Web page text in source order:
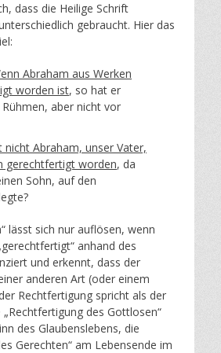
dass die Heilige Schrift
gebraucht. Hier das
Abraham aus Werken
worden ist, so hat er
aber nicht vor
nicht Abraham, unser Vater,
gerechtfertigt worden, da
Sohn, auf den
lässt sich nur auflösen, wenn
anhand des
und erkennt, dass der
anderen Art (oder einem
Rechtfertigung spricht als der
„Rechtfertigung des Gottlosen“
des Glaubenslebens, die
Gerechten“ am Lebensende im